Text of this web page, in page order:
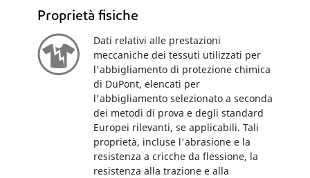
Proprietà fisiche
Dati relativi alle prestazioni
meccaniche dei tessuti utilizzati per
l'abbigliamento di protezione chimica
di DuPont, elencati per
l'abbigliamento selezionato a seconda
dei metodi di prova e degli standard
Europei rilevanti, se applicabili. Tali
proprietà, incluse l'abrasione e la
resistenza a cricche da flessione, la
resistenza alla trazione e alla